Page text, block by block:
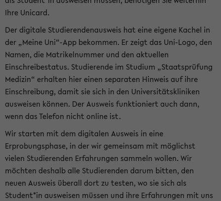
Ihre Unicard.
Der digitale Studierendenausweis hat eine eigene Kachel in
der „Meine Uni“-App bekommen. Er zeigt das Uni-Logo, den
Namen, die Matrikelnummer und den aktuellen
Einschreibestatus. Studierende im Studium „Staatsprüfung
Medizin“ erhalten hier einen separaten Hinweis auf ihre
Einschreibung, damit sie sich in den Universitätskliniken
ausweisen können. Der Ausweis funktioniert auch dann,
wenn das Telefon nicht online ist.
Wir starten mit dem digitalen Ausweis in eine
Erprobungsphase, in der wir gemeinsam mit möglichst
vielen Studierenden Erfahrungen sammeln wollen. Wir
möchten deshalb alle Studierenden darum bitten, den
neuen Ausweis überall dort zu testen, wo sie sich als
Student*in ausweisen müssen und ihre Erfahrungen mit uns